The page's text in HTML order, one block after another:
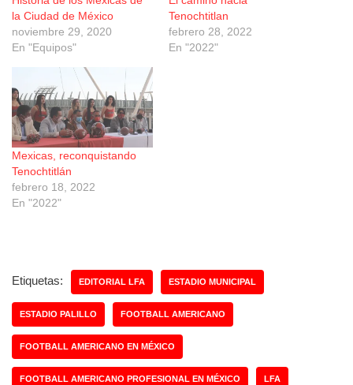
la Ciudad de México
noviembre 29, 2020
En "Equipos"
Tenochtitlan
febrero 28, 2022
En "2022"
Mexicas, reconquistando
Tenochtitlán
febrero 18, 2022
En "2022"
Etiquetas: EDITORIAL LFA ESTADIO MUNICIPAL
ESTADIO PALILLO FOOTBALL AMERICANO
FOOTBALL AMERICANO EN MÉXICO
FOOTBALL AMERICANO PROFESIONAL EN MÉXICO LFA